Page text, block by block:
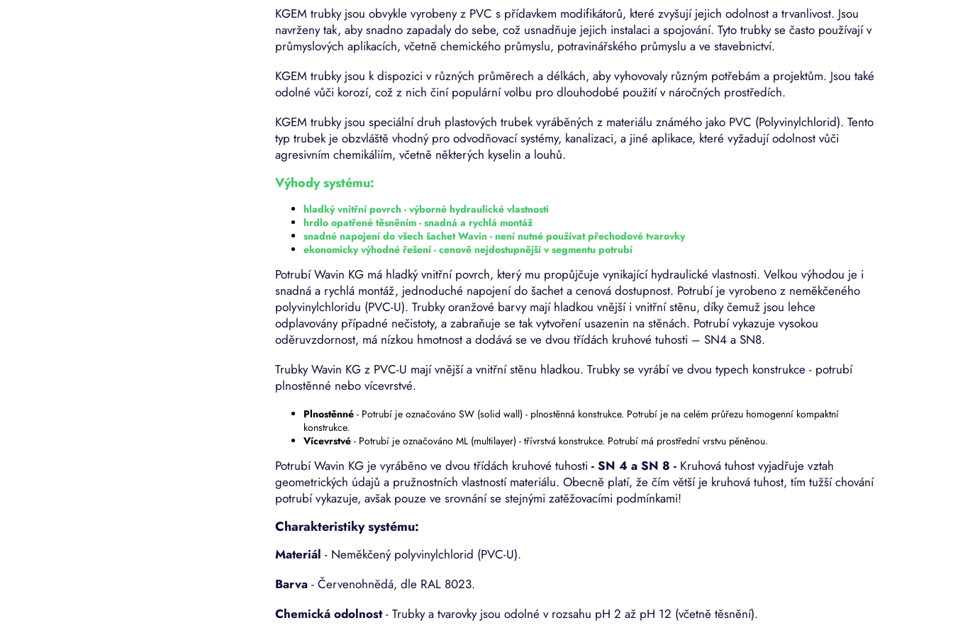
d
a
c
í
r
v
k
y
v
ý
o
v
á
n
KGEM trubky jsou obvykle vyrobeny z PVC s přídavkem modifikátorů, které zvyšují jejich odolnost a trvanlivost. Jsou
navrženy tak, aby snadno zapadaly do sebe, což usnadňuje jejich instalaci a spojování. Tyto trubky se často používají v
průmyslových aplikacích, včetně chemického průmyslu, potravinářského průmyslu a ve stavebnictví.
KGEM trubky jsou k dispozici v různých průměrech a délkách, aby vyhovovaly různým potřebám a projektům. Jsou také
odolné vůči korozí, což z nich činí populární volbu pro dlouhodobé použití v náročných prostředích.
KGEM trubky jsou speciální druh plastových trubek vyráběných z materiálu známého jako PVC (Polyvinylchlorid). Tento
typ trubek je obzvláště vhodný pro odvodňovací systémy, kanalizaci, a jiné aplikace, které vyžadují odolnost vůči
agresivním chemikáliím, včetně některých kyselin a louhů.
Výhody systému:
hladký vnitřní povrch - výborné hydraulické vlastnosti
hrdlo opatřené těsněním - snadná a rychlá montáž
snadné napojení do všech šachet Wavin - není nutné používat přechodové tvarovky
ekonomicky výhodné řešení - cenově nejdostupnější v segmentu potrubí
Potrubí Wavin KG má hladký vnitřní povrch, který mu propůjčuje vynikající hydraulické vlastnosti. Velkou výhodou je i
snadná a rychlá montáž, jednoduché napojení do šachet a cenová dostupnost. Potrubí je vyrobeno z neměkčeného
polyvinylchloridu (PVC-U). Trubky oranžové barvy mají hladkou vnější i vnitřní stěnu, díky čemuž jsou lehce
odplavovány případné nečistoty, a zabraňuje se tak vytvoření usazenin na stěnách. Potrubí vykazuje vysokou
oděruvzdornost, má nízkou hmotnost a dodává se ve dvou třídách kruhové tuhosti – SN4 a SN8.
Trubky Wavin KG z PVC-U mají vnější a vnitřní stěnu hladkou. Trubky se vyrábí ve dvou typech konstrukce - potrubí
plnostěnné nebo vícevrstvé.
Plnostěnné - Potrubí je označováno SW (solid wall) - plnostěnná konstrukce. Potrubí je na celém průřezu homogenní kompaktní
konstrukce.
Vícevrstvé - Potrubí je označováno ML (multilayer) - třívrstvá konstrukce. Potrubí má prostřední vrstvu pěněnou.
Potrubí Wavin KG je vyráběno ve dvou třídách kruhové tuhosti - SN 4 a SN 8 - Kruhová tuhost vyjadřuje vztah
geometrických údajů a pružnostních vlastností materiálu. Obecně platí, že čím větší je kruhová tuhost, tím tužší chování
potrubí vykazuje, avšak pouze ve srovnání se stejnými zatěžovacími podmínkami!
Charakteristiky systému:
Materiál - Neměkčený polyvinylchlorid (PVC-U).
Barva - Červenohnědá, dle RAL 8023.
Chemická odolnost- Trubky a tvarovky jsou odolné v rozsahu pH 2 až pH 12 (včetně těsnění).